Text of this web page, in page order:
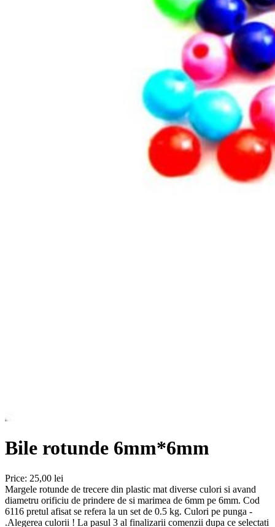
Bile rotunde 6mm*6mm
Price: 25,00 lei
Margele rotunde de trecere din plastic mat diverse culori si avand
diametru orificiu de prindere de si marimea de 6mm pe 6mm. Cod
6116 pretul afisat se refera la un set de 0.5 kg. Culori pe punga -
.Alegerea culorii ! La pasul 3 al finalizarii comenzii dupa ce selectati